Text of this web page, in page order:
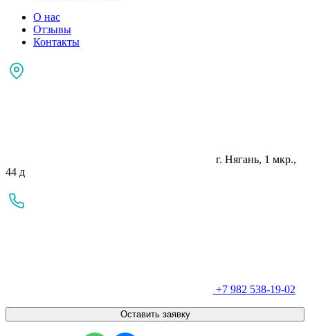
О нас
Отзывы
Контакты
г. Нягань, 1 мкр.,
44 д
+7 982 538-19-02
Оставить заявку